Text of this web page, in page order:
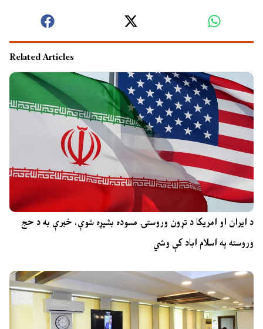
Related Articles
د ایران او امریکا د تړون وروستۍ مسوده بشپړه شوې، خبرې به د حج
وروسته په اسلام اباد کې وشي